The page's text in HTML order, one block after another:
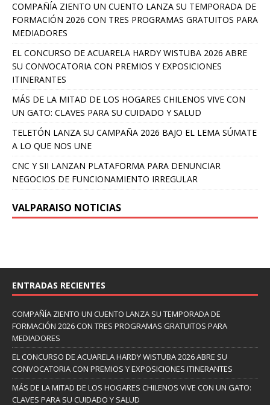
COMPAÑÍA ZIENTO UN CUENTO LANZA SU TEMPORADA DE
FORMACIÓN 2026 CON TRES PROGRAMAS GRATUITOS PARA
MEDIADORES
EL CONCURSO DE ACUARELA HARDY WISTUBA 2026 ABRE
SU CONVOCATORIA CON PREMIOS Y EXPOSICIONES
ITINERANTES
MÁS DE LA MITAD DE LOS HOGARES CHILENOS VIVE CON
UN GATO: CLAVES PARA SU CUIDADO Y SALUD
TELETÓN LANZA SU CAMPAÑA 2026 BAJO EL LEMA SÚMATE
A LO QUE NOS UNE
CNC Y SII LANZAN PLATAFORMA PARA DENUNCIAR
NEGOCIOS DE FUNCIONAMIENTO IRREGULAR
VALPARAISO NOTICIAS
ENTRADAS RECIENTES
COMPAÑÍA ZIENTO UN CUENTO LANZA SU TEMPORADA DE
FORMACIÓN 2026 CON TRES PROGRAMAS GRATUITOS PARA
MEDIADORES
EL CONCURSO DE ACUARELA HARDY WISTUBA 2026 ABRE SU
CONVOCATORIA CON PREMIOS Y EXPOSICIONES ITINERANTES
MÁS DE LA MITAD DE LOS HOGARES CHILENOS VIVE CON UN GATO:
CLAVES PARA SU CUIDADO Y SALUD